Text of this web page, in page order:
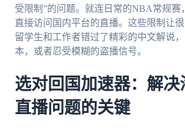
受限制”的问题。就连日常的NBA常规赛
直接访问国内平台的直播。这些限制让很
留学生和工作者错过了精彩的中文解说
本，或者忍受模糊的盗播信号。
选对回国加速器：解决
直播问题的关键